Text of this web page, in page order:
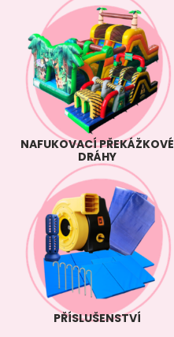
NAFUKOVACÍ PŘEKÁŽKOVÉ
DRÁHY
PŘÍSLUŠENSTVÍ